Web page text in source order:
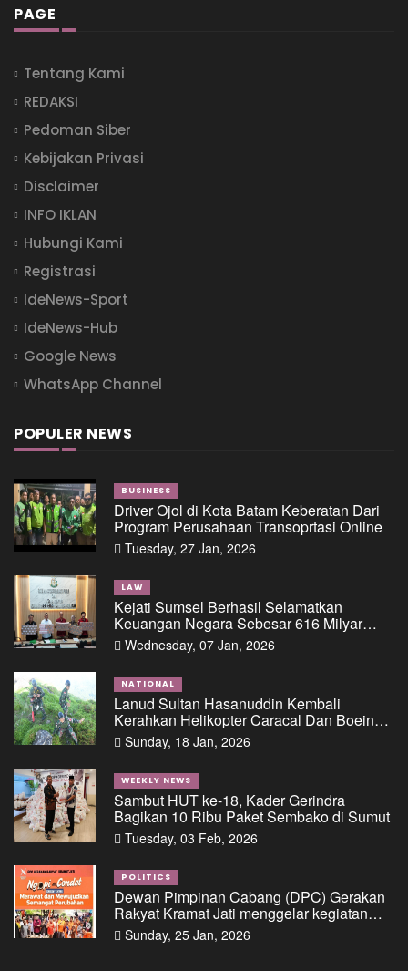
PAGE
Tentang Kami
REDAKSI
Pedoman Siber
Kebijakan Privasi
Disclaimer
INFO IKLAN
Hubungi Kami
Registrasi
IdeNews-Sport
IdeNews-Hub
Google News
WhatsApp Channel
POPULER NEWS
BUSINESS
Driver Ojol di Kota Batam Keberatan Dari
Program Perusahaan Transoprtasi Online
Tuesday, 27 Jan, 2026
LAW
Kejati Sumsel Berhasil Selamatkan
Keuangan Negara Sebesar 616 Milyar
Dalam Perkara Dugaan Tipikor Pemberian
Fasilitas Pinjaman/Kredit Dari Salah Satu
Bank Pemerintah Kepada PT. BSS Dan PT.
SAL
Wednesday, 07 Jan, 2026
NATIONAL
Lanud Sultan Hasanuddin Kembali
Kerahkan Helikopter Caracal Dan Boeing
Intai Strategis, Lokasi Jatuhnya Pesawat
ATR 42-500 Berhasil Diidentifikasi
Sunday, 18 Jan, 2026
WEEKLY NEWS
Sambut HUT ke-18, Kader Gerindra
Bagikan 10 Ribu Paket Sembako di Sumut
Tuesday, 03 Feb, 2026
POLITICS
Dewan Pimpinan Cabang (DPC) Gerakan
Rakyat Kramat Jati menggelar kegiatan
“Ngopi di Condet”
Sunday, 25 Jan, 2026